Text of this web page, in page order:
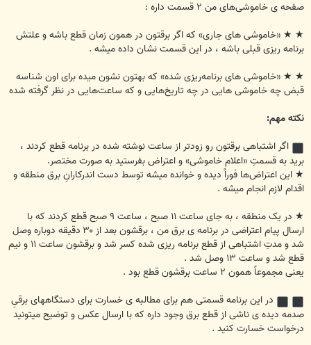
صفحه ی خاموشی‌های من ۲ قسمت داره :
★ ★ «خاموشی های جاری» که اگر برقتون در همون زمان قطع باشه و علتش
برنامه ریزی قبلی باشه ، در این قسمت نشان داده میشه .
★ ★ «خاموشی های برنامه‌ریزی شده» که بهتون نشون میده برای اون شناسه
قبض چه خاموشی هایی در چه تاریخ‌هایی و که ساعت‌هایی در نظر گرفته شده
نکته مهم:
اگر اشتباهی برقتون رو زودتر از ساعت نوشته شده در برنامه قطع کردند ،
برید به قسمتِ «اعلام خاموشی» و اعتراض بفرستید به صورت مختصر.
★ این اعتراض‌ها فوراً دیده و خوانده میشه توسط دست اندرکارانِ برق منطقه و
اقدام لازم انجام میشه .
★ در یک منطقه ، به جای ساعت ۱۱ صبح ، ساعت ۹ صبح قطع کردند که با
ارسال پیام اعتراضی در برنامه ی برق من ، برقشون بعد از ۳۰ دقیقه دوباره وصل
شد و مدتِ اشتباهی از قطع برنامه ریزی شده کسر شد و برقشون ساعت ۱۱ و نیم
قطع شد و ساعت ۱۳ وصل شد .
یعنی مجموعاً همون ۲ ساعت برقشون قطع بود .
در این برنامه قسمتی هم برای مطالبه ی خسارت برای دستگاههای برقیِ
صدمه دیده ی ناشی از قطع برق وجود داره که با ارسال عکس و توضیح میتونید
درخواست خسارت کنید .